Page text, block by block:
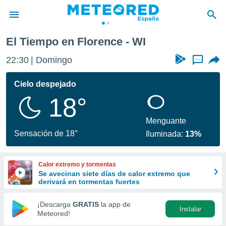
de
por
se
calidad.
a este
las
y
forma
digital
basada
El Tiempo en Florence - WI
22:30 Domingo ...
Cielo despejado
18°
Sensación de 18°
Menguante
Iluminada: 13%
Calor extremo y tormentas
Se avecinan siete días de calor extremo que
derivará en tormentas fuertes
¡Descarga GRATIS la app de
Meteored!
Instalar